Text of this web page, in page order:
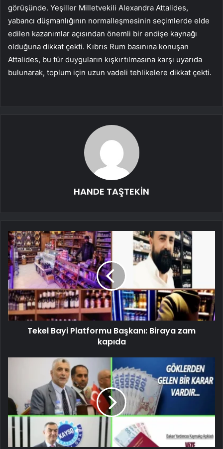
görüşünde. Yeşiller Milletvekili Alexandra Attalides,
yabancı düşmanlığının normalleşmesinin seçimlerde elde
edilen kazanımlar açısından önemli bir endişe kaynağı
olduğuna dikkat çekti. Kıbrıs Rum basınına konuşan
Attalides, bu tür duyguların kışkırtılmasına karşı uyarıda
bulunarak, toplum için uzun vadeli tehlikelere dikkat çekti.
HANDE TAŞTEKİN
Tekel Bayi Platformu Başkanı: Biraya zam
kapıda